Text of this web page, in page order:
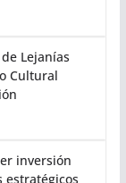
Lejanías
Cultural
inversión
estratégicos